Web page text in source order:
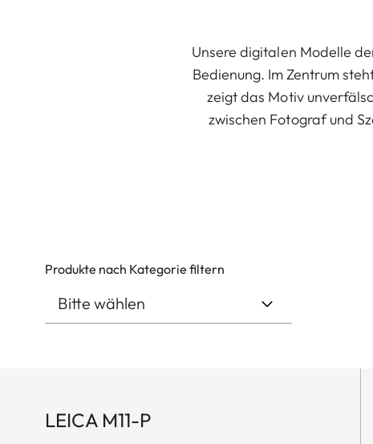
Unsere digitalen Modelle
Bedienung. Im Zentrum
zeigt das Motiv
zwischen Fotograf und
Produkte nach Kategorie filtern
LEICA M11-P